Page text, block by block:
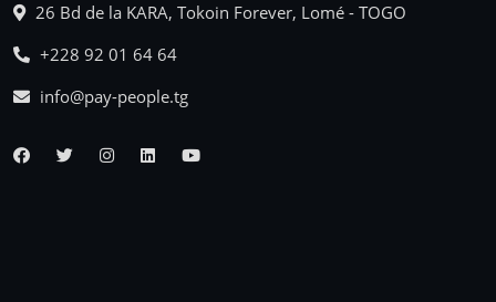
26 Bd de la KARA, Tokoin Forever, Lomé - TOGO
+228 92 01 64 64
info@pay-people.tg